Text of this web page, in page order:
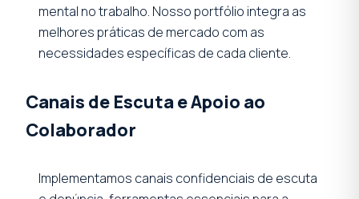
mental no trabalho. Nosso portfólio integra as
melhores práticas de mercado com as
necessidades específicas de cada cliente.
Canais de Escuta e Apoio ao
Colaborador
Implementamos canais confidenciais de escuta